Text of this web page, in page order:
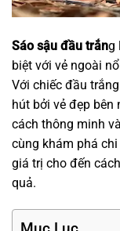
Sáo sậu đầu trắng
biệt với vẻ ngoài
Với chiếc đầu
hút bởi vẻ đẹp
cách thông minh
cùng khám phá
giá trị cho đến
quả.